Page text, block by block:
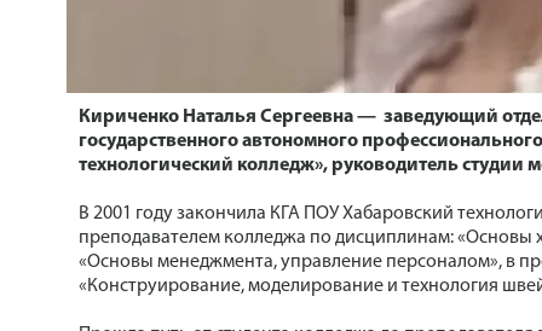
Кириченко Наталья Сергеевна — заведующий
государственного автономного
технологический колледж», руководитель студии
В 2001 году закончила КГА ПОУ Хабаровский
преподавателем колледжа по дисциплинам:
«Основы менеджмента, управление персоналом», в
«Конструирование, моделирование и технология